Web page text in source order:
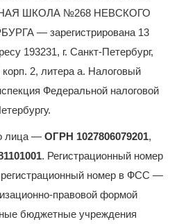
ШКОЛА №268 НЕВСКОГО
— зарегистрирована 13
193231, г. Санкт-Петербург,
2, литера а. Налоговый
Федеральной налоговой
лица — ОГРН 1027806079201,
. Регистрационный номер
номер в ФСС —
правовой формой
бюджетные учреждения